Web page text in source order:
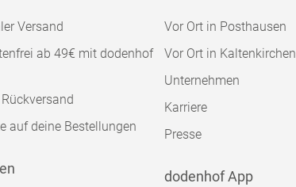
Versand
ab 49€ mit dodenhof
auf deine Bestellungen
Vor Ort in Posthausen
Vor Ort in Kaltenkirchen
Unternehmen
Karriere
Presse
dodenhof App